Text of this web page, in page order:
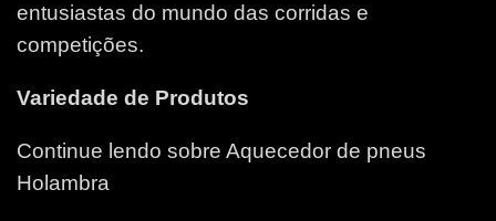
entusiastas do mundo das corridas e
competições.
Variedade de Produtos
Continue lendo sobre Aquecedor de pneus
Holambra